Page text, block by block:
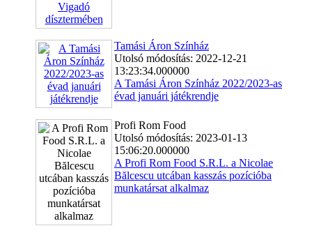
Tamási Áron Színház
Utolsó módosítás: 2022-12-21
13:23:34.000000
A Tamási Áron Színház 2022/2023-as
évad januári játékrendje
Profi Rom Food
Utolsó módosítás: 2023-01-13
15:06:20.000000
A Profi Rom Food S.R.L. a Nicolae
Bălcescu utcában kasszás pozícióba
munkatársat alkalmaz